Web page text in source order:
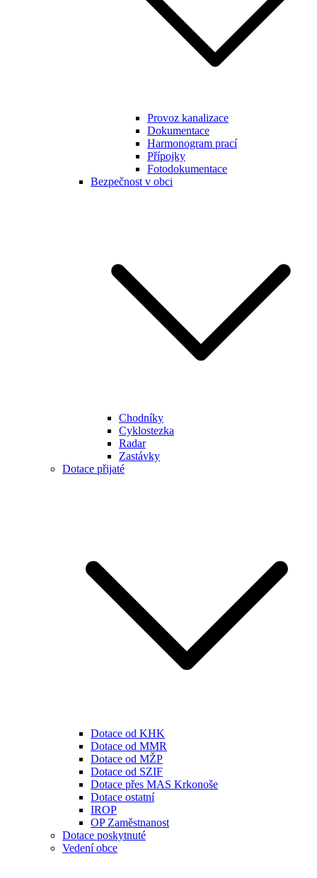
Provoz kanalizace
Dokumentace
Harmonogram prací
Přípojky
Fotodokumentace
Bezpečnost v obci
Chodníky
Cyklostezka
Radar
Zastávky
Dotace přijaté
Dotace od KHK
Dotace od MMR
Dotace od MŽP
Dotace od SZIF
Dotace přes MAS Krkonoše
Dotace ostatní
IROP
OP Zaměstnanost
Dotace poskytnuté
Vedení obce